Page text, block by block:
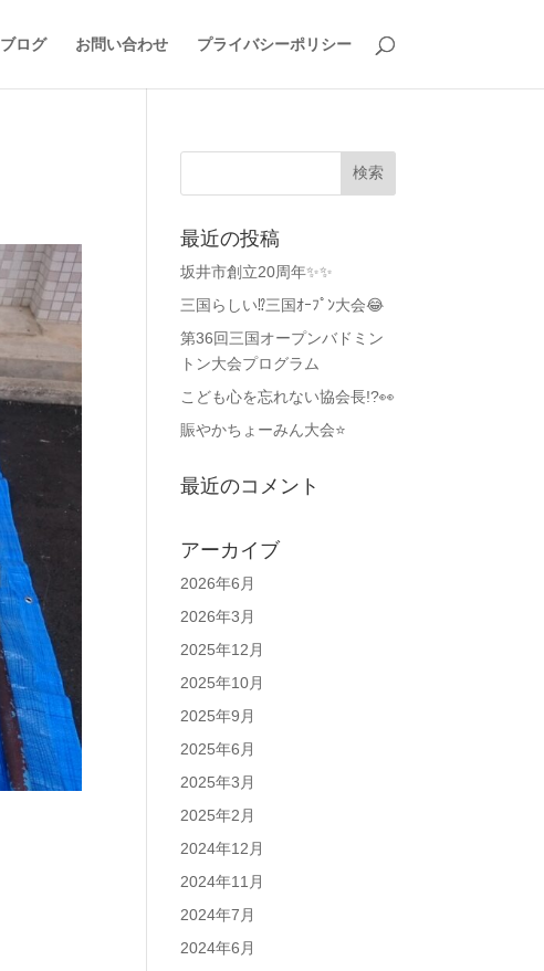
ブログ お問い合わせ プライバシーポリシー
最近の投稿
坂井市創立20周年✨✨
三国らしい⁉️三国ｵｰﾌﾟﾝ大会😂
第36回三国オープンバドミン
トン大会プログラム
こども心を忘れない協会長!?👀
賑やかちょーみん大会⭐
最近のコメント
アーカイブ
2026年6月
2026年3月
2025年12月
2025年10月
2025年9月
2025年6月
2025年3月
2025年2月
2024年12月
2024年11月
2024年7月
2024年6月